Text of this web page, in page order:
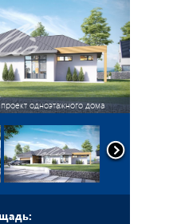
одноэтажного дома